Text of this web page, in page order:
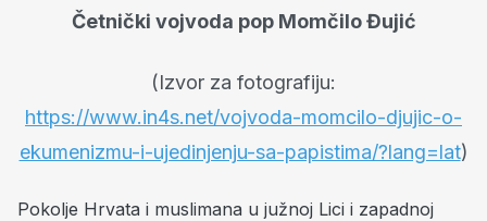
Četnički vojvoda pop Momčilo Đujić
(Izvor za fotografiju:
https://www.in4s.net/vojvoda-momcilo-djujic-o-
ekumenizmu-i-ujedinjenju-sa-papistima/?lang=lat)
Pokolje Hrvata i muslimana u južnoj Lici i zapadnoj